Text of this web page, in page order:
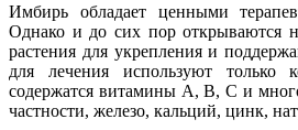
Имбирь обладает ценными
Однако и до сих пор открываются
растения для укрепления и
для лечения используют
содержатся витамины А, В, С и
частности, железо, кальций, цинк,